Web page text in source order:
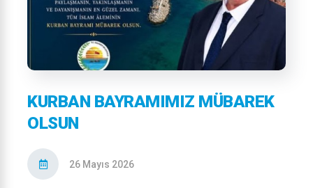
KURBAN BAYRAMIMIZ MÜBAREK
OLSUN
26 Mayıs 2026